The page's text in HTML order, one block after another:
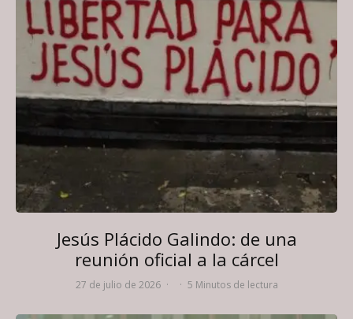
Jesús Plácido Galindo: de una
reunión oficial a la cárcel
27 de julio de 2026 · · 5 Minutos de lectura